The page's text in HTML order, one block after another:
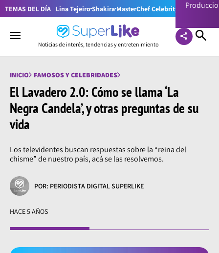
TEMAS DEL DÍA Lina TejeiroShakira MasterChef Celebrity Colombia
Noticias de interés, tendencias y entretenimiento
INICIO FAMOSOS Y CELEBRIDADES
El Lavadero 2.0: Cómo se llama ‘La
Negra Candela’, y otras preguntas de su
vida
Los televidentes buscan respuestas sobre la “reina del
chisme” de nuestro país, acá se las resolvemos.
POR: PERIODISTA DIGITAL SUPERLIKE
HACE 5 AÑOS